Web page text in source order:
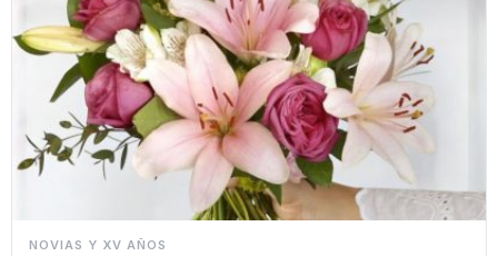
NOVIAS Y XV AÑOS